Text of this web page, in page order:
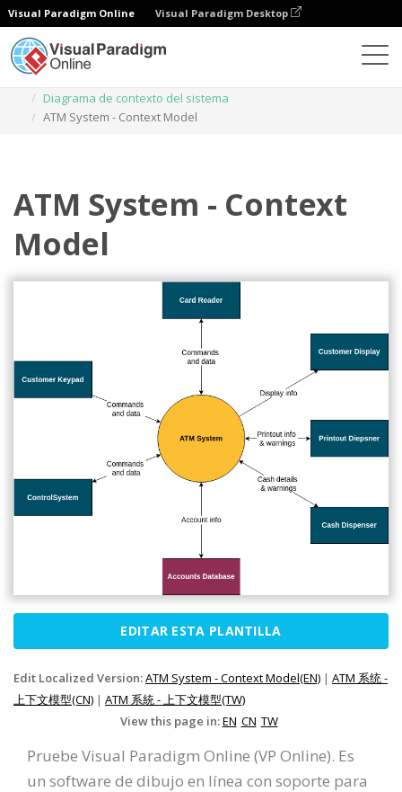
Visual Paradigm Online Visual Paradigm Desktop
Diagrama de contexto del sistema
ATM System - Context Model
ATM System - Context
Model
EDITAR ESTA PLANTILLA
Edit Localized Version:ATM System - Context Model(EN) | ATM 系统 -
上下文模型(CN) | ATM 系統 - 上下文模型(TW)
View this page in:EN CN TW
Pruebe Visual Paradigm Online (VP Online). Es
un software de dibujo en línea con soporte para